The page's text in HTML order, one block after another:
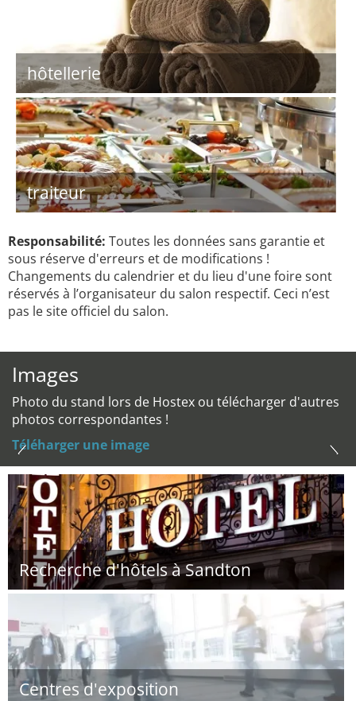
hôtellerie
traiteur
Responsabilité: Toutes les données sans garantie et
sous réserve d'erreurs et de modifications !
Changements du calendrier et du lieu d'une foire sont
réservés à l’organisateur du salon respectif. Ceci n’est
pas le site officiel du salon.
Images
Photo du stand lors de Hostex ou télécharger d'autres
photos correspondantes !
Téléharger une image
Recherche d'hôtels à Sandton
Centres d'exposition